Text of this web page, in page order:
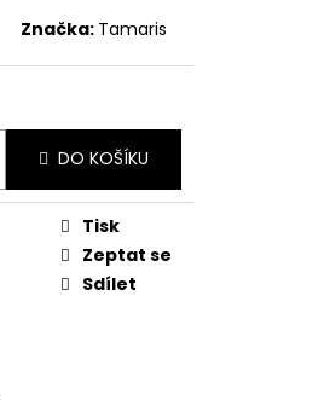
Značka: Tamaris
DO KOŠÍKU
Tisk
Zeptat se
Sdílet